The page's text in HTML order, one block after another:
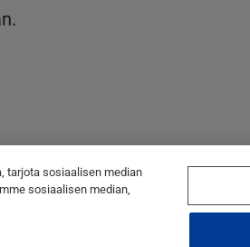
tarjota sosiaalisen median
sosiaalisen median,